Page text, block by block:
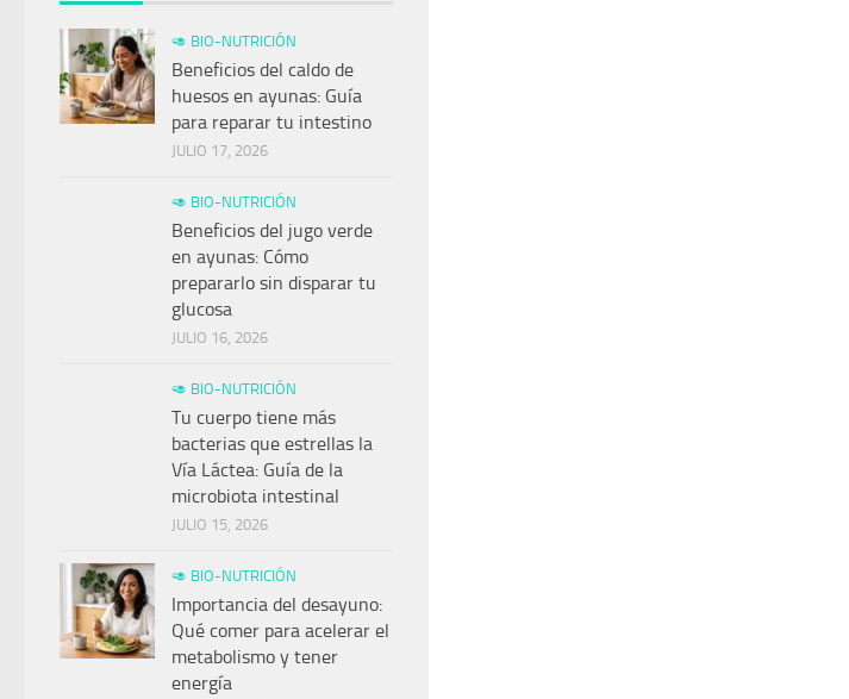
🥑 BIO-NUTRICIÓN
Beneficios del caldo de
huesos en ayunas: Guía
para reparar tu intestino
JULIO 17, 2026
🥑 BIO-NUTRICIÓN
Beneficios del jugo verde
en ayunas: Cómo
prepararlo sin disparar tu
glucosa
JULIO 16, 2026
🥑 BIO-NUTRICIÓN
Tu cuerpo tiene más
bacterias que estrellas la
Vía Láctea: Guía de la
microbiota intestinal
JULIO 15, 2026
🥑 BIO-NUTRICIÓN
Importancia del desayuno:
Qué comer para acelerar el
metabolismo y tener
energía